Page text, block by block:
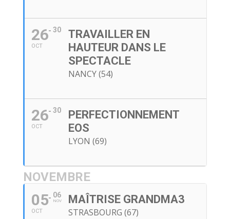
26
OCT
30
TRAVAILLER EN
HAUTEUR DANS LE
SPECTACLE
NANCY (54)
26
OCT
30
PERFECTIONNEMENT
EOS
LYON (69)
NOVEMBRE
05
OCT
06
NOV MAÎTRISE GRANDMA3
STRASBOURG (67)